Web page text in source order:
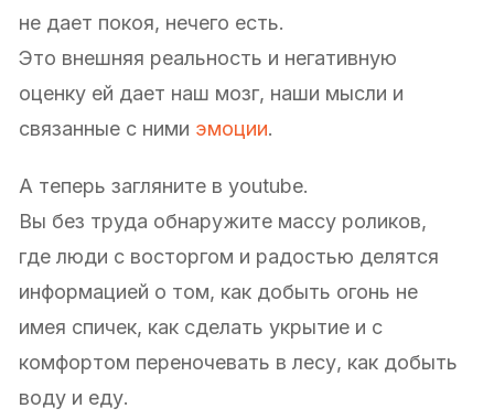
не дает покоя, нечего есть.
Это внешняя реальность и негативную
оценку ей дает наш мозг, наши мысли и
связанные с ними эмоции.
А теперь загляните в youtube.
Вы без труда обнаружите массу роликов,
где люди с восторгом и радостью делятся
информацией о том, как добыть огонь не
имея спичек, как сделать укрытие и с
комфортом переночевать в лесу, как добыть
воду и еду.